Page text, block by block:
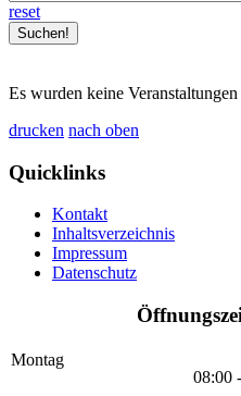
reset
Es wurden keine
drucken nach oben
Quicklinks
Kontakt
Inhaltsverzeichnis
Impressum
Datenschutz
Montag
08:00